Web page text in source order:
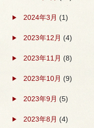
2024年3月 (1)
2023年12月 (4)
2023年11月 (8)
2023年10月 (9)
2023年9月 (5)
2023年8月 (4)